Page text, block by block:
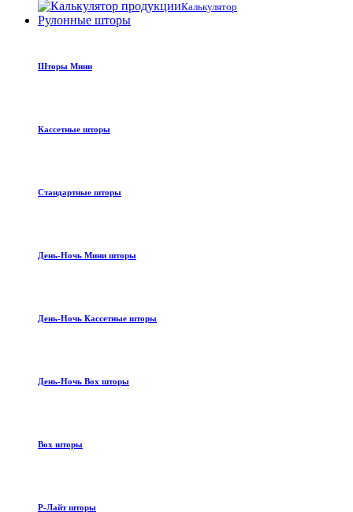
Калькулятор
Рулонные шторы
Шторы Мини
Кассетные шторы
Стандартные шторы
День-Ночь Мини шторы
День-Ночь Кассетные шторы
День-Ночь Box шторы
Box шторы
Р-Лайт шторы